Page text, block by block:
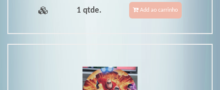
1 qtde. Add ao carrinho